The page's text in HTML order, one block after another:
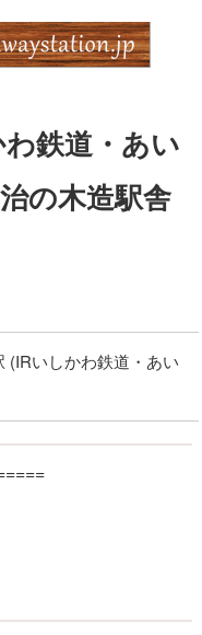
鉄道・あい
の木造駅舎
(IRいしかわ鉄道・あい